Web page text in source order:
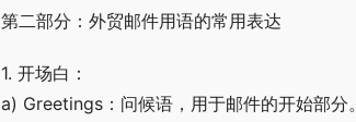
第二部分：外贸邮件用语的常用表达
1. 开场白：
a) Greetings：问候语，用于邮件的开始部分。